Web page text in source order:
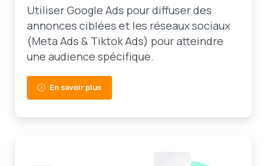
Utiliser Google Ads pour diffuser des
annonces ciblées et les réseaux sociaux
(Meta Ads & Tiktok Ads) pour atteindre
une audience spécifique.
En savoir plus